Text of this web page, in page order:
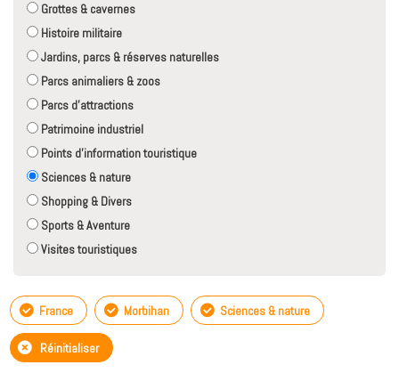
Grottes & cavernes
Histoire militaire
Jardins, parcs & réserves naturelles
Parcs animaliers & zoos
Parcs d'attractions
Patrimoine industriel
Points d'information touristique
Sciences & nature
Shopping & Divers
Sports & Aventure
Visites touristiques
France Morbihan Sciences & nature
Réinitialiser